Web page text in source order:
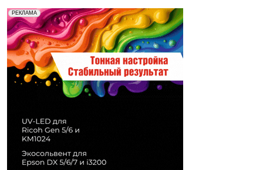
РЕКЛАМА
Реклама. Рекламодатель ООО "Передовые Системы
Печати" erid: 2SDnjd2d4Qz